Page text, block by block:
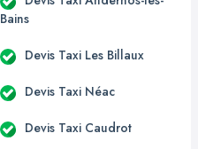
Bains
Devis Taxi Les Billaux
Devis Taxi Néac
Devis Taxi Caudrot